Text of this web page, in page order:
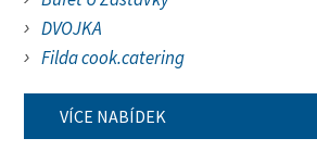
DVOJKA
Filda cook.catering
VÍCE NABÍDEK